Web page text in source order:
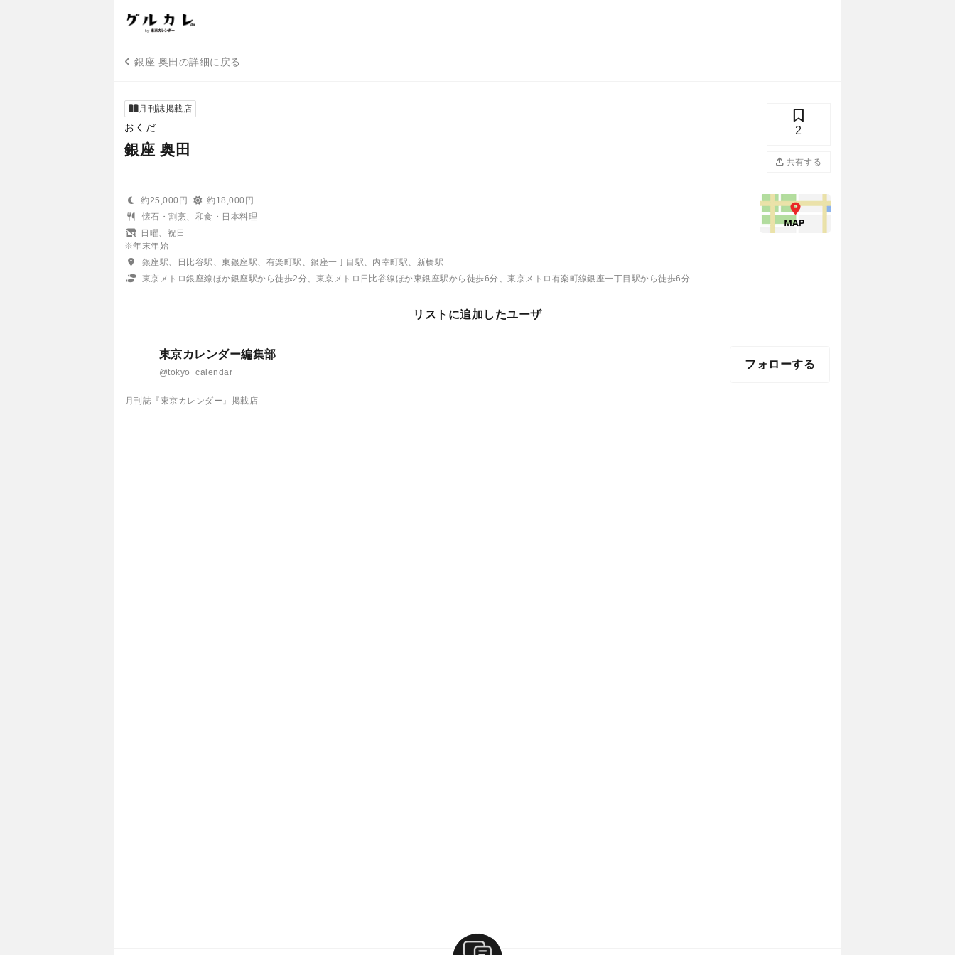
銀座 奥田の詳細に戻る
月刊誌掲載店
おくだ
銀座 奥田
2
共有する
約25,000円
約18,000円
懐石・割烹、和食・日本料理
日曜、祝日
※年末年始
銀座駅、日比谷駅、東銀座駅、有楽町駅、銀座一丁目駅、内幸町駅、新橋駅
東京メトロ銀座線ほか銀座駅から徒歩2分、東京メトロ日比谷線ほか東銀座駅から徒歩6分、東京メトロ有楽町線銀座一丁目駅から徒歩6分
リストに追加したユーザ
東京カレンダー編集部
@tokyo_calendar
フォローする
月刊誌『東京カレンダー』掲載店